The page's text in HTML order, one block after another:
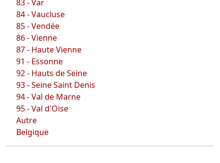
83 - Var
84 - Vaucluse
85 - Vendée
86 - Vienne
87 - Haute Vienne
91 - Essonne
92 - Hauts de Seine
93 - Seine Saint Denis
94 - Val de Marne
95 - Val d'Oise
Autre
Belgique